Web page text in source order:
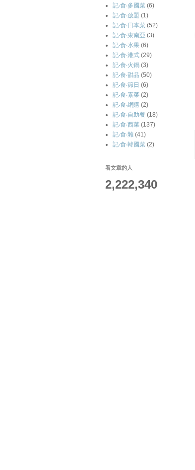
記‧食‧多國菜 (6)
記‧食‧放題 (1)
記‧食‧日本菜 (52)
記‧食‧東南亞 (3)
記‧食‧水果 (6)
記‧食‧港式 (29)
記‧食‧火鍋 (3)
記‧食‧甜品 (50)
記‧食‧節日 (6)
記‧食‧素菜 (2)
記‧食‧網購 (2)
記‧食‧自助餐 (18)
記‧食‧西菜 (137)
記‧食‧雜 (41)
記‧食‧韓國菜 (2)
看文章的人
2,222,340